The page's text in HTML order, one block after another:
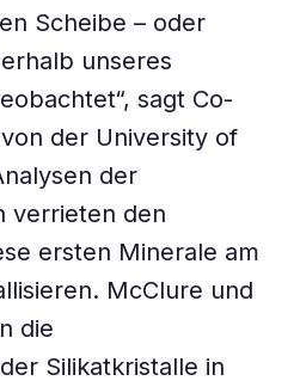
Scheibe – oder
unseres
sagt Co-
der University of
der
verrieten den
ersten Minerale am
McClure und
die
Silikatkristalle in